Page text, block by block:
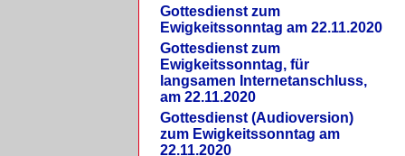
Gottesdienst zum
Ewigkeitssonntag am 22.11.2020
Gottesdienst zum
Ewigkeitssonntag, für
langsamen Internetanschluss,
am 22.11.2020
Gottesdienst (Audioversion)
zum Ewigkeitssonntag am
22.11.2020